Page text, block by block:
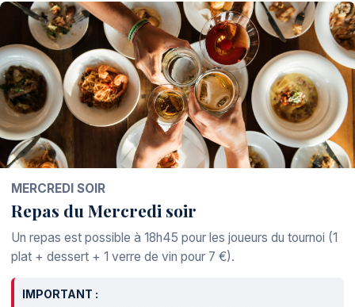
MERCREDI SOIR
Repas du Mercredi soir
Un repas est possible à 18h45 pour les joueurs du tournoi (1
plat + dessert + 1 verre de vin pour 7 €).
IMPORTANT :